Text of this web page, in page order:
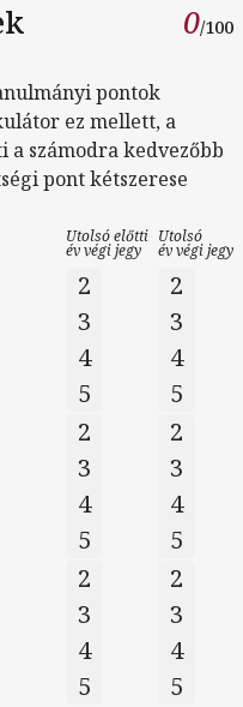
0/100
pontok
ez mellett, a
a számodra kedvezőbb
pont kétszerese
Utolsó előtti
év végi jegy
Utolsó
év végi jegy
2
3
4
5
2
3
4
5
2
3
4
5
2
3
4
5
2
3
4
5
2
3
4
5